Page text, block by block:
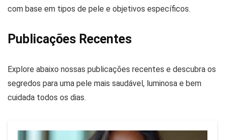
com base em tipos de pele e objetivos específicos.
Publicações Recentes
Explore abaixo nossas publicações recentes e descubra os
segredos para uma pele mais saudável, luminosa e bem
cuidada todos os dias.